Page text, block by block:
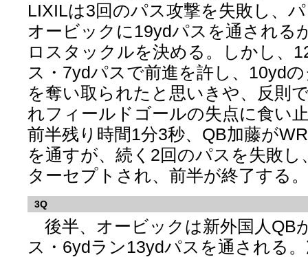
LIXILは3回のパス攻撃を失敗し、
オービックに19ydパスを通される
ロスタックルを決める。しかし、
ス・7ydパスで前進を許し、10yd
を奪い取られたと思いきや、反則
れフィールドゴールの失点に食い
前半残り時間1分3秒、QB加藤が
を通すが、続く2回のパスを失敗
ターセプトされ、前半が終了する。
3Q
後半、オービックは新外国人QB
ス・6ydラン13ydパスを通される